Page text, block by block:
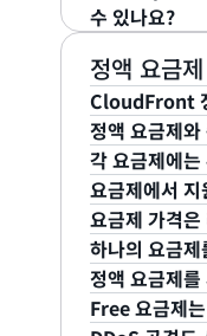
반환할
CNAME
의 성능으
파일의 로
서 이 사본
전에서 모든
만 아니라, 추
어떤 것이든
CloudFront의
연 시간이 짧
서 무료로
AWS리소스
할 수 있는 여
수 있나요?
예. 2가지 방
니다.
AWS의 신뢰
습니다. 이러
CloudFront
올바른 IP 주
포에 매핑되어
또는
CloudFront
정액 요금제
CloudFront
CloudFront
이 월정액으
컴퓨팅이 포
요구 사항에
또는 DDoS
조정할 수 있
정액 요금제
정액 요금제
CloudFront,
을 지불하고
종량제 요금
서비스 선택
각 요금제에
모든 요금제
컴퓨팅 기능
니다. Pro 요
으로 설계되
을 강화하는
요금제에서
대부분의 기
다. 해당 기능
체 목록은설
요금제 가격
아니요. 각 정
차이에 대한
하나의 요금
각 정액 요금
선택할 수 있
정액 요금제
예.
Free 요금제